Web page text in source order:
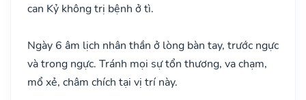
can Kỷ không trị bệnh ở tì.
Ngày 6 âm lịch nhân thần ở lòng bàn tay, trước ngực
và trong ngực. Tránh mọi sự tổn thương, va chạm,
mổ xẻ, châm chích tại vị trí này.